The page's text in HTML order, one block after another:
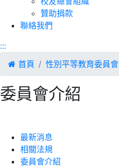
贊助捐款
聯絡我們
:::
首頁
性別平等教育委員會
委員會介紹
最新消息
相關法規
委員會介紹